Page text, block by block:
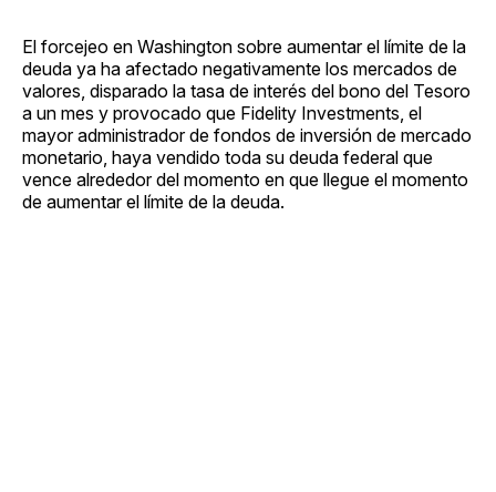
El forcejeo en Washington sobre aumentar el límite de la
deuda ya ha afectado negativamente los mercados de
valores, disparado la tasa de interés del bono del Tesoro
a un mes y provocado que Fidelity Investments, el
mayor administrador de fondos de inversión de mercado
monetario, haya vendido toda su deuda federal que
vence alrededor del momento en que llegue el momento
de aumentar el límite de la deuda.